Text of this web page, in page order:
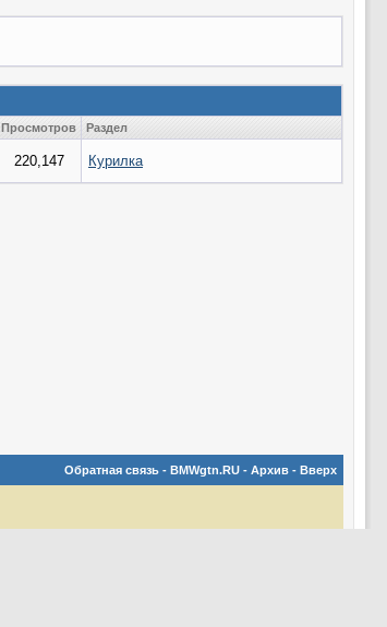
Просмотров Раздел
220,147 Курилка
Обратная связь - BMWgtn.RU - Архив - Вверх